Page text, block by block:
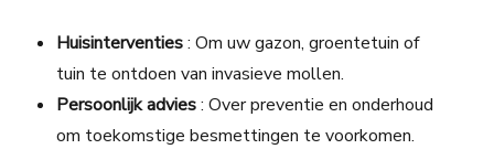
Huisinterventies: Om uw gazon, groentetuin of
tuin te ontdoen van invasieve mollen.
Persoonlijk advies: Over preventie en onderhoud
om toekomstige besmettingen te voorkomen.